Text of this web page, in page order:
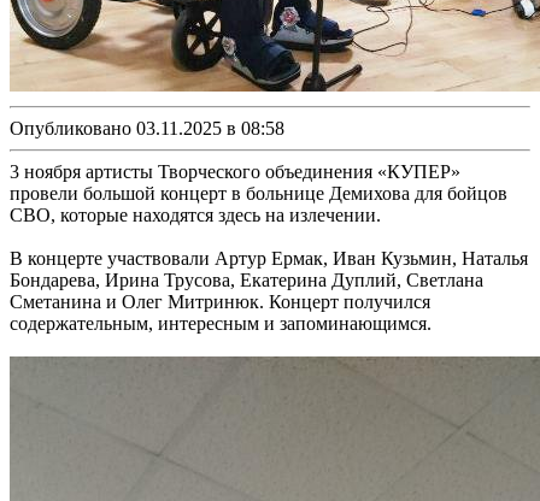
Опубликовано 03.11.2025 в 08:58
3 ноября артисты Творческого объединения «КУПЕР»
провели большой концерт в больнице Демихова для бойцов
СВО, которые находятся здесь на излечении.
В концерте участвовали Артур Ермак, Иван Кузьмин, Наталья
Бондарева, Ирина Трусова, Екатерина Дуплий, Светлана
Сметанина и Олег Митринюк. Концерт получился
содержательным, интересным и запоминающимся.